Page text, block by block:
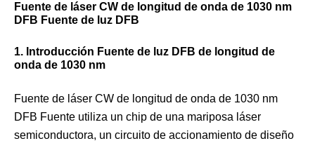
Fuente de láser CW de longitud de onda de 1030 nm
DFB Fuente de luz DFB
1. Introducción Fuente de luz DFB de longitud de
onda de 1030 nm
Fuente de láser CW de longitud de onda de 1030 nm
DFB Fuente utiliza un chip de una mariposa láser
semiconductora, un circuito de accionamiento de diseño